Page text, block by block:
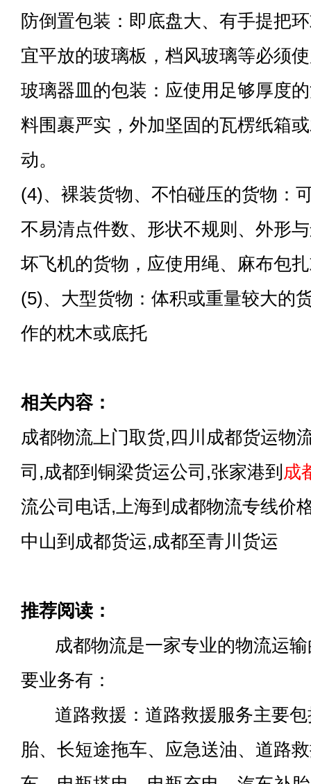
防倒置包装：即底盘大、有手提把
宜平放的玻璃板，档风玻璃等必须
玻璃器皿的包装：应使用足够厚度
料围裹严实，外加坚固的瓦楞纸箱
动。
(4)、裸装货物、不怕碰压的货物：
不易清点件数、形状不规则、外形
坏飞机的货物，应使用绳、麻布包
(5)、大型货物：体积或重量较大的
作的枕木或底托
相关内容：
成都物流上门取货,四川成都货运物
司,成都到铜梁货运公司,张家港到 成
流公司电话,上海到成都物流专线价
中山到成都货运,成都至青川货运
推荐阅读：
成都物流是一家专业的物流运输
要业务有：
道路救援：道路救援服务主要包
胎、长短途拖车、应急送油、道路